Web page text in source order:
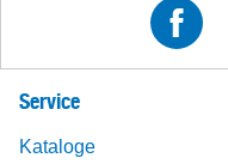
Service
Kataloge